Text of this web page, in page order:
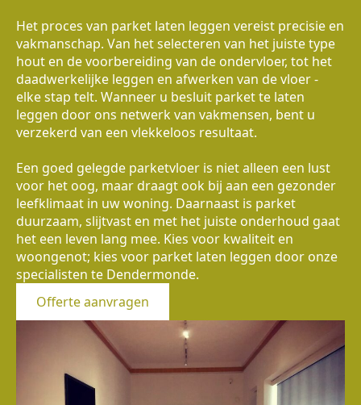
Het proces van parket laten leggen vereist precisie en
vakmanschap. Van het selecteren van het juiste type
hout en de voorbereiding van de ondervloer, tot het
daadwerkelijke leggen en afwerken van de vloer -
elke stap telt. Wanneer u besluit parket te laten
leggen door ons netwerk van vakmensen, bent u
verzekerd van een vlekkeloos resultaat.
Een goed gelegde parketvloer is niet alleen een lust
voor het oog, maar draagt ook bij aan een gezonder
leefklimaat in uw woning. Daarnaast is parket
duurzaam, slijtvast en met het juiste onderhoud gaat
het een leven lang mee. Kies voor kwaliteit en
woongenot; kies voor parket laten leggen door onze
specialisten te Dendermonde.
Offerte aanvragen